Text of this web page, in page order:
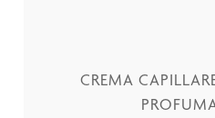
CREMA